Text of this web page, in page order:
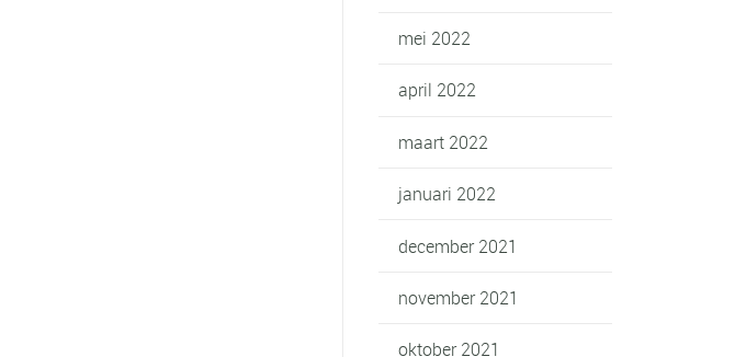
mei 2022
april 2022
maart 2022
januari 2022
december 2021
november 2021
oktober 2021